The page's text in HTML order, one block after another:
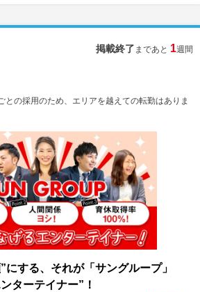
掲載終了 まであと 1週間
との採用のため、エリアを越えての転勤はありま
にする、それが「サングループ」
ターテイナー”！